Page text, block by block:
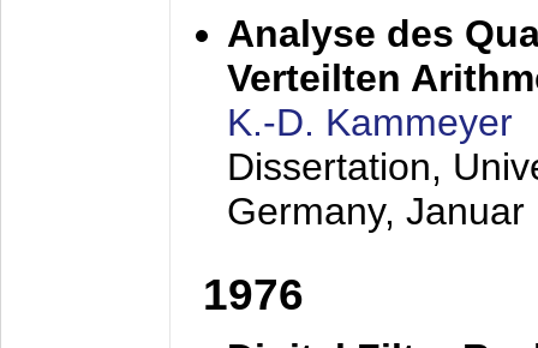
Analyse des
Verteilten
K.-D. Kammeyer
Dissertation,
Germany, Januar
1976